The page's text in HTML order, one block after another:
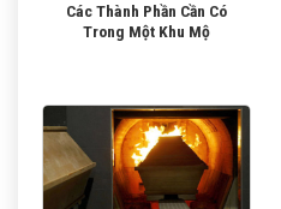
Các Thành Phần Cần Có
Trong Một Khu Mộ